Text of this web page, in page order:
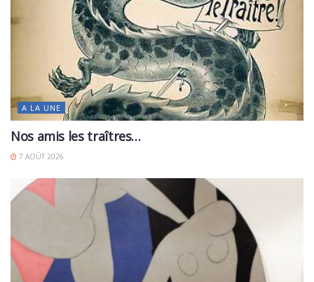
A LA UNE
Nos amis les traîtres…
7 AOÛT 2026